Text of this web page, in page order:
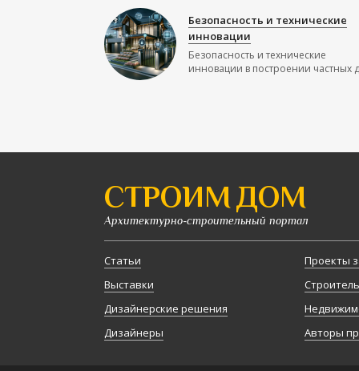
Безопасность и технические
инновации
Безопасность и технические
инновации в построении частных
СТРОИМ ДОМ
Архитектурно-строительный портал
Статьи
Выставки
Дизайнерские решения
Дизайнеры
Проекты
Авторы